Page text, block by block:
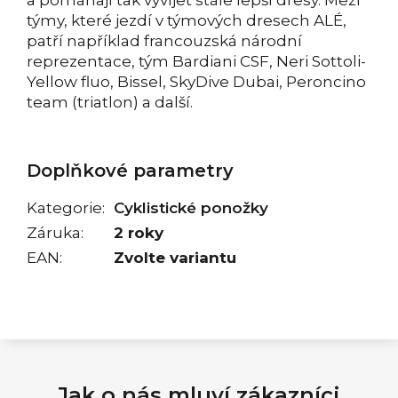
týmy, které jezdí v týmových dresech ALÉ,
patří například francouzská národní
reprezentace, tým Bardiani CSF, Neri Sottoli-
Yellow fluo, Bissel, SkyDive Dubai, Peroncino
team (triatlon) a další.
Doplňkové parametry
Kategorie: Cyklistické ponožky
Záruka:
2 roky
EAN: Zvolte variantu